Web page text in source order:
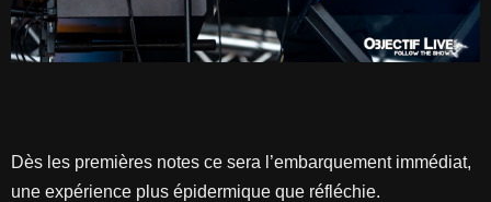
Dès les premières notes ce sera l’embarquement immédiat,
une expérience plus épidermique que réfléchie.